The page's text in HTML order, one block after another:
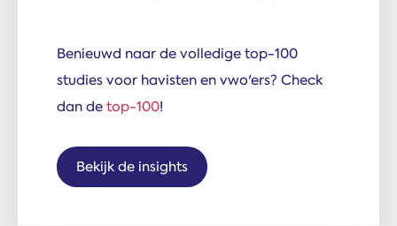
Benieuwd naar de volledige top-100
studies voor havisten en vwo'ers? Check
dan detop-100!
Bekijk de insights